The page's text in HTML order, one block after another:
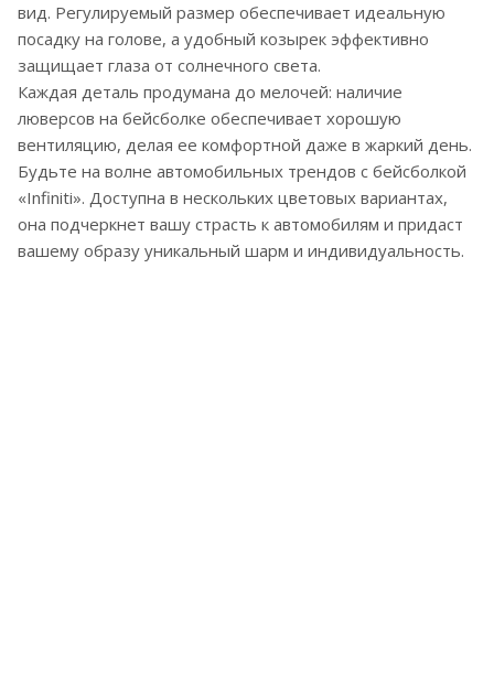
вид. Регулируемый размер обеспечивает идеальную
посадку на голове, а удобный козырек эффективно
защищает глаза от солнечного света.
Каждая деталь продумана до мелочей: наличие
люверсов на бейсболке обеспечивает хорошую
вентиляцию, делая ее комфортной даже в жаркий день.
Будьте на волне автомобильных трендов с бейсболкой
«Infiniti». Доступна в нескольких цветовых вариантах,
она подчеркнет вашу страсть к автомобилям и придаст
вашему образу уникальный шарм и индивидуальность.